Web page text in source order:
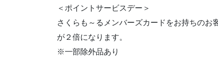
＜ポイントサービスデー＞
さくらも～るメンバーズカードをお持ちの
が２倍になります。
※一部除外品あり